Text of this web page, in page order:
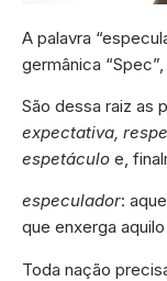
A palavra
germânica
São dessa raiz as
expectativa,
espetáculo e,
especulador:
que enxerga
Toda nação